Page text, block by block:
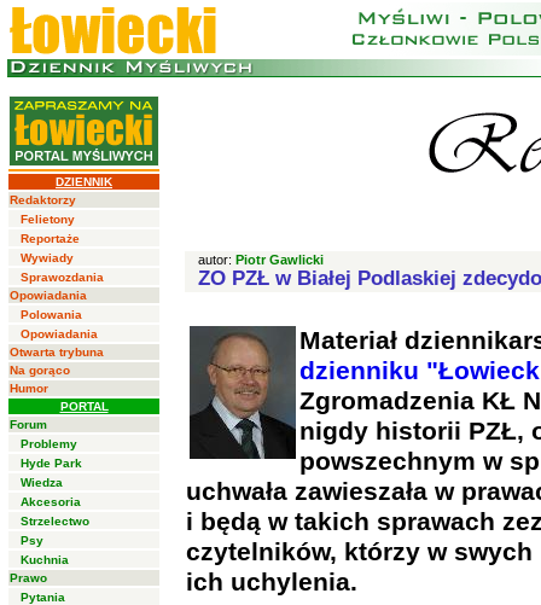
DZIENNIK
Redaktorzy
Felietony
Reportaże
Wywiady
Sprawozdania
Opowiadania
Polowania
Opowiadania
Otwarta trybuna
Na gorąco
Humor
PORTAL
Forum
Problemy
Hyde Park
Wiedza
Akcesoria
Strzelectwo
Psy
Kuchnia
Prawo
Pytania
autor: Piotr Gawlicki
ZO PZŁ w Białej Podlaskiej
Materiał
dzienniku
Zgromadzenia KŁ
nigdy historii PZŁ,
powszechnym w
uchwała zawieszała w
i będą w takich sprawach
czytelników, którzy w
ich uchylenia.